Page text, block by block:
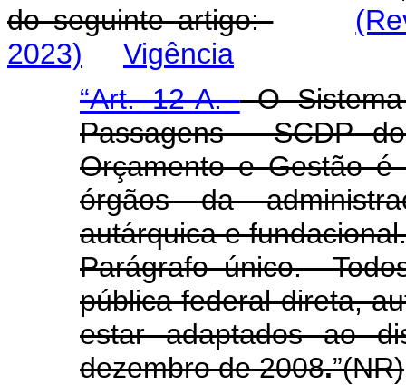
do seguinte artigo:
2023)
Vigência
“Art. 12-A.O Sistema
Passagens - SCDP
Orçamento e Gestão é
órgãos da
autárquica e fundacional.
Parágrafo único.
pública federal direta,
estar adaptados ao
dezembro de 2008.”(NR)